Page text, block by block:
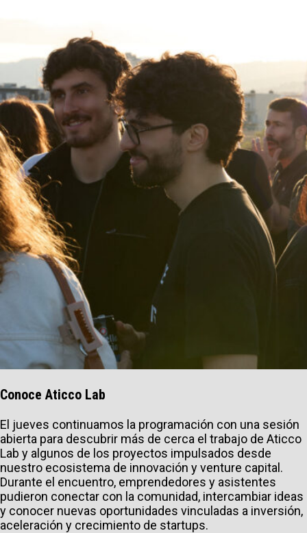
Conoce Aticco Lab
El jueves continuamos la programación con una sesión
abierta para descubrir más de cerca el trabajo de Aticco
Lab y algunos de los proyectos impulsados desde
nuestro ecosistema de innovación y venture capital.
Durante el encuentro, emprendedores y asistentes
pudieron conectar con la comunidad, intercambiar ideas
y conocer nuevas oportunidades vinculadas a inversión,
aceleración y crecimiento de startups.
Acepto recibir comunicaciones de Aticco
Acepto la
Política de Privacidad